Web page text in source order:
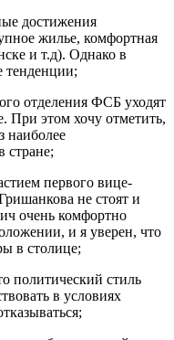
достижения
жилье, комфортная
и т.д). Однако в
тенденции;
отделения ФСБ уходят
При этом хочу отметить,
наиболее
стране;
первого вице-
не стоят и
очень комфортно
и я уверен, что
в столице;
политический стиль
в условиях